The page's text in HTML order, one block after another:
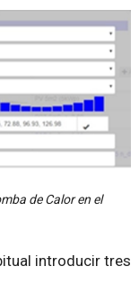
de Calor en el
introducir tres